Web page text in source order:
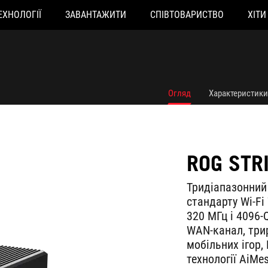
ЗАВАНТАЖИТИ СПІВТОВАРИСТВО
Огляд Характеристики
ROG
стандарту Wi-
320 МГц і 4096-
WAN-канал,
мобільних
технології